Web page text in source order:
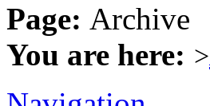
Page: Archive
You are here: >